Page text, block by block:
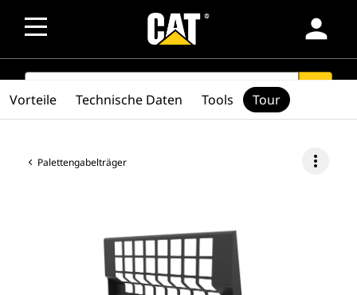
person
SEARCH
Palettengabelträger more_vert
Vorteile Technische Daten Tools Tour